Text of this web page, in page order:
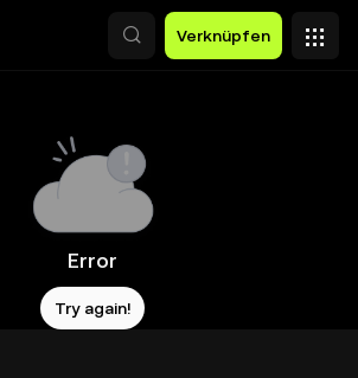
Verknüpfen
Error
Try again!